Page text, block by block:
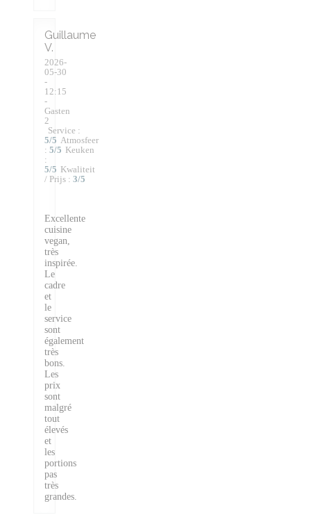
Guillaume
V
2026-
05-30
-
12:15
-
Gasten
2
Service :
5/5 Atmosfeer
: 5/5 Keuken
:
5/5 Kwaliteit
/ Prijs : 3/5
Excellente
cuisine
vegan,
très
inspirée.
Le
cadre
et
le
service
sont
également
très
bons.
Les
prix
sont
malgré
tout
élevés
et
les
portions
pas
très
grandes.